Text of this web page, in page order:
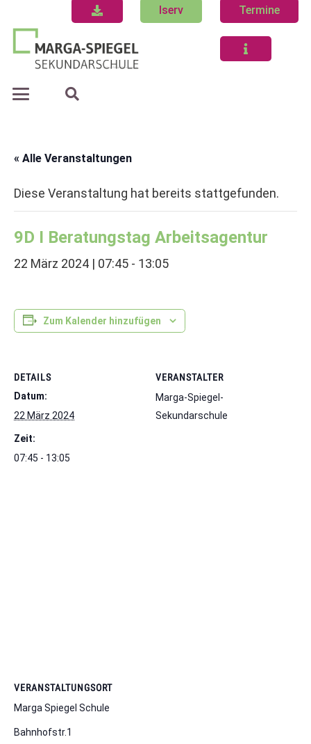
Iserv Termine
« Alle Veranstaltungen
Diese Veranstaltung hat bereits stattgefunden.
9D I Beratungstag Arbeitsagentur
22 März 2024 | 07:45 - 13:05
Zum Kalender hinzufügen
DETAILS
Datum:
22 März 2024
Zeit:
07:45 - 13:05
VERANSTALTER
Marga-Spiegel-
Sekundarschule
VERANSTALTUNGSORT
Marga Spiegel Schule
Bahnhofstr.1